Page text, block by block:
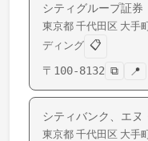
シティグループ証
東京都 千代田区 大手
ディング 📋
〒 100-8132 ⧉ 📍
シティバンク、エ
東京都 千代田区 大手